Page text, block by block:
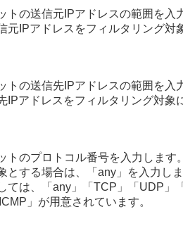
トの送信元IPアドレスの範囲を入
元IPアドレスをフィルタリング対
トの送信先IPアドレスの範囲を入
IPアドレスをフィルタリング対象
トのプロトコル番号を入力します
とする場合は、「any」を入力し
ては、「any」「TCP」「UDP」
」が用意されています。